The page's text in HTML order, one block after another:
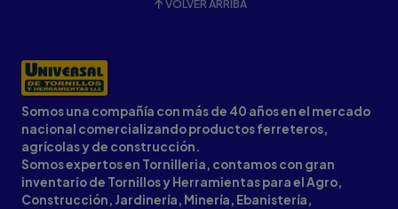
VOLVER ARRIBA
Somos una compañía con más de 40 años en el mercado
nacional comercializando productos ferreteros,
agrícolas y de construcción.
Somos expertos en Tornilleria, contamos con gran
inventario de Tornillos y Herramientas para el Agro,
Construcción, Jardinería, Minería, Ebanistería,